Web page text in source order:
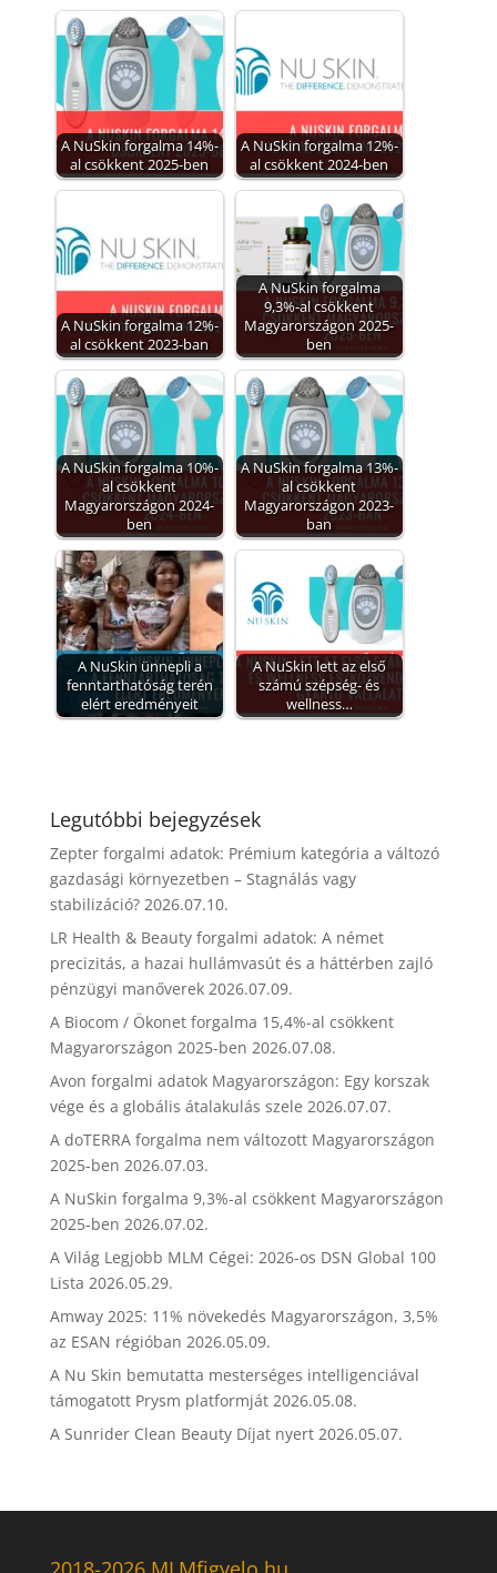
A NuSkin forgalma 14%-
al csökkent 2025-ben
A NuSkin forgalma 12%-
al csökkent 2024-ben
A NuSkin forgalma 12%-
al csökkent 2023-ban
A NuSkin forgalma
9,3%-al csökkent
Magyarországon 2025-
ben
A NuSkin forgalma 10%-
al csökkent
Magyarországon 2024-
ben
A NuSkin forgalma 13%-
al csökkent
Magyarországon 2023-
ban
A NuSkin ünnepli a
fenntarthatóság terén
elért eredményeit
A NuSkin lett az első
számú szépség- és
wellness…
Legutóbbi bejegyzések
Zepter forgalmi adatok: Prémium kategória a változó
gazdasági környezetben – Stagnálás vagy
stabilizáció? 2026.07.10.
LR Health & Beauty forgalmi adatok: A német
precizitás, a hazai hullámvasút és a háttérben zajló
pénzügyi manőverek 2026.07.09.
A Biocom / Ökonet forgalma 15,4%-al csökkent
Magyarországon 2025-ben 2026.07.08.
Avon forgalmi adatok Magyarországon: Egy korszak
vége és a globális átalakulás szele 2026.07.07.
A doTERRA forgalma nem változott Magyarországon
2025-ben 2026.07.03.
A NuSkin forgalma 9,3%-al csökkent Magyarországon
2025-ben 2026.07.02.
A Világ Legjobb MLM Cégei: 2026-os DSN Global 100
Lista 2026.05.29.
Amway 2025: 11% növekedés Magyarországon, 3,5%
az ESAN régióban 2026.05.09.
A Nu Skin bemutatta mesterséges intelligenciával
támogatott Prysm platformját 2026.05.08.
A Sunrider Clean Beauty Díjat nyert 2026.05.07.